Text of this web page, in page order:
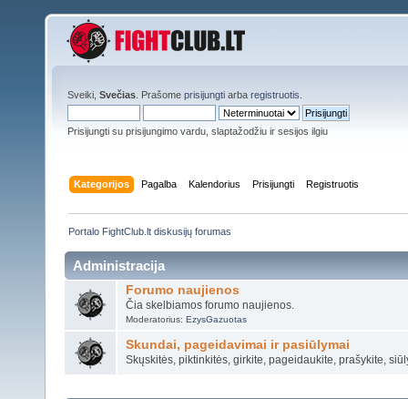
Sveiki, Svečias . Prašome prisijungti arba registruotis
Prisijungti su prisijungimo vardu, slaptažodžiu ir sesijos ilgiu
Kategorijos Pagalba Kalendorius Prisijungti Registruotis
Portalo FightClub.lt diskusijų forumas
Administracija
Forumo naujienos
Čia skelbiamos forumo naujienos.
Moderatorius: EzysGazuotas
Skundai, pageidavimai ir pasiūlymai
Skųskitės, piktinkitės, girkite, pageidaukite, prašykite,